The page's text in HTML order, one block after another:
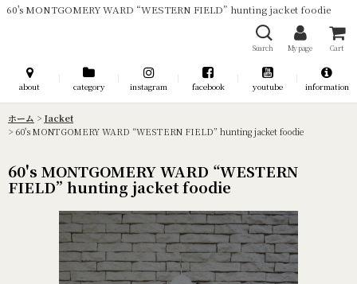
60's MONTGOMERY WARD “WESTERN FIELD” hunting jacket foodie
Search My page Cart
about category instagram facebook youtube information
ホーム > Jacket
> 60's MONTGOMERY WARD “WESTERN FIELD” hunting jacket foodie
60's MONTGOMERY WARD “WESTERN
FIELD” hunting jacket foodie